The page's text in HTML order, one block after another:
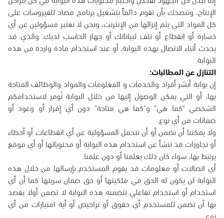
الإنتاج، وننصحك بأن تقوم دائماً بتشغيل برنامج مضاد للفيروسات على
كل المواد التي يتم إنزالها من الإنترنت، ونحن لا نعتبر مسؤولين عن أي
خسارة أو انقطاع أو تلف لبياناتك أو جهاز الحاسب لديك، والذي قد
يحدث أثناء الاتصال بهذه البوابة، أو عند استخدام مادة واردة من هذه
البوابة.
التنازل عن المطالبات:
إن بوابة أبشر أفراد والخدمات و المعلومات والمواد والوظائف المتاحة
بها، أو التي يمكن الوصول إليها من خلال البوابة تُوفر لاستخدامكم
الشخصي "كما هي" و"كما هي متاحة" دون أي إقرار أو وعود أو
ضمانات من أي نوع.
ولا يمكننا أن نضمن أو أن نتحمل المسؤولية عن أي انقطاعات أو أخطاء
أو تجاوزات قد تنشأ عن استخدام هذه البوابة أو محتوياتها أو أي موقع
يرتبط بها، سواء كان ذلك بعلمنا أو دون علمنا.
أي اتصالات أو معلومات قد يقوم المستخدم بإرسالها من خلال هذه
البوابة لن يكون له الحق في ملكيتها أو حق ضمان سريتها كما أن أي
استخدام أو استخدام تفاعلي تتضمنه هذه البوابة لا تضمن أولا يقصد
بها أن تضمن للمستخدم أي حقوق أو تراخيص أو أية امتيازات من أي
نوع.